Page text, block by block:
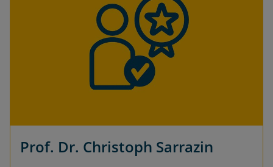
Prof. Dr. Christoph Sarrazin